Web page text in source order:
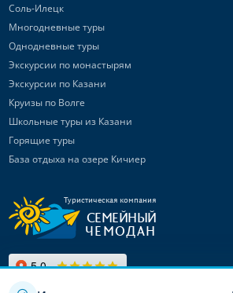
Соль-Илецк
Многодневные туры
Однодневные туры
Экскурсии по монастырям
Экскурсии по Казани
Круизы по Волге
Школьные туры из Казани
Горящие туры
База отдыха на озере Кичиер
Туристическая компания
СЕМЕЙНЫЙ
ЧЕМОДАН